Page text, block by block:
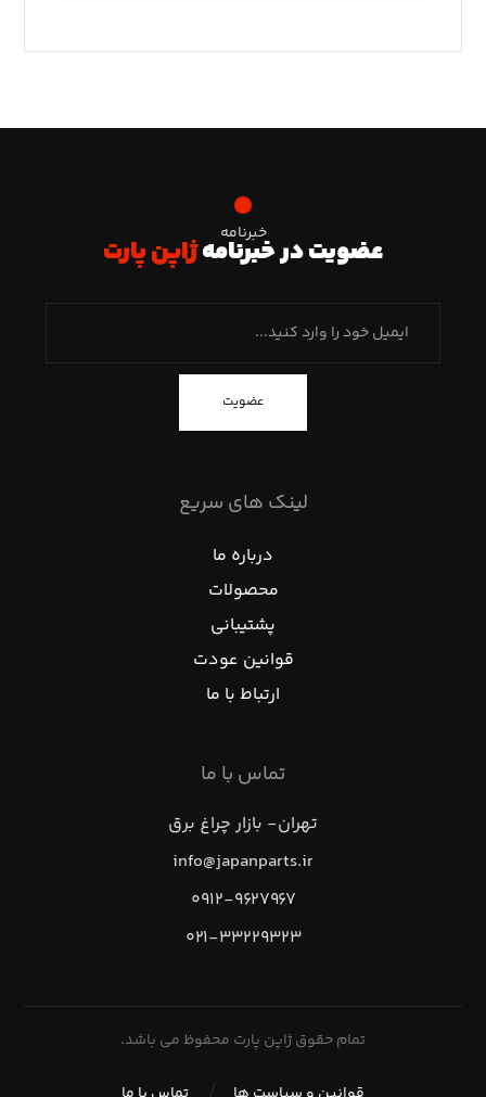
خبرنامه
عضویت در خبرنامهژاپن پارت
عضویت
لینک های سریع
درباره ما
محصولات
پشتیبانی
قوانین عودت
ارتباط با ما
تماس با ما
تهران- بازار چراغ برق
info@japanparts.ir
۰۹۱۲-۹۶۲۷۹۶۷
۰۲۱-۳۳۲۲۹۳۲۳
تمام حقوق ژاپن پارت محفوظ می باشد.